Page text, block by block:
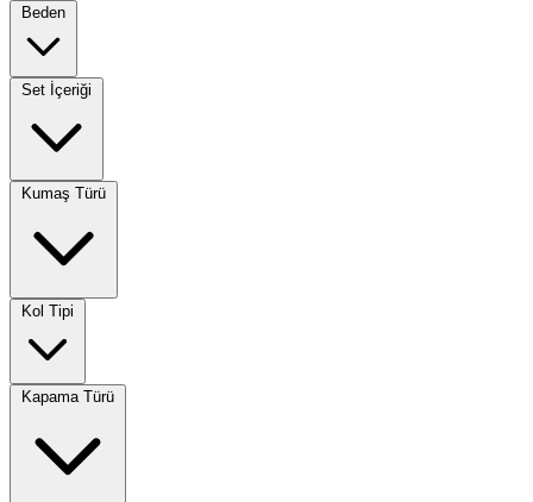
Beden
Set İçeriği
Kumaş Türü
Kol Tipi
Kapama Türü